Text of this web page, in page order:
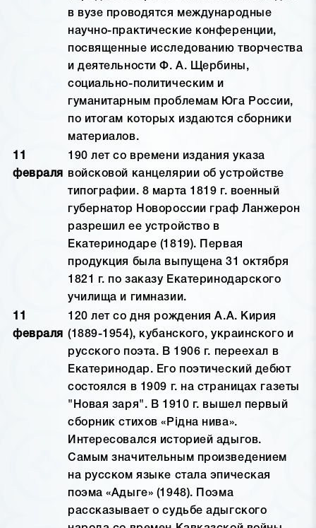
в вузе проводятся международные
научно-практические конференции,
посвященные исследованию творчества
и деятельности Ф. А. Щербины,
социально-политическим и
гуманитарным проблемам Юга России,
по итогам которых издаются сборники
материалов.
11
февраля
190 лет со времени издания указа
войсковой канцелярии об устройстве
типографии. 8 марта 1819 г. военный
губернатор Новороссии граф Ланжерон
разрешил ее устройство в
Екатеринодаре (1819). Первая
продукция была выпущена 31 октября
1821 г. по заказу Екатеринодарского
училища и гимназии.
11
февраля
120 лет со дня рождения А.А. Кирия
(1889-1954), кубанского, украинского и
русского поэта. В 1906 г. переехал в
Екатеринодар. Его поэтический дебют
состоялся в 1909 г. на страницах газеты
"Новая заря". В 1910 г. вышел первый
сборник стихов «Рiдна нива».
Интересовался историей адыгов.
Самым значительным произведением
на русском языке стала эпическая
поэма «Адыге» (1948). Поэма
рассказывает о судьбе адыгского